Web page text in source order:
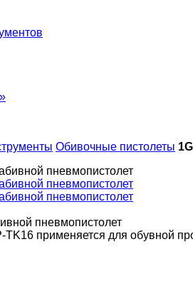
Обивочные пистолеты
пневмопистолет
применяется для обувной